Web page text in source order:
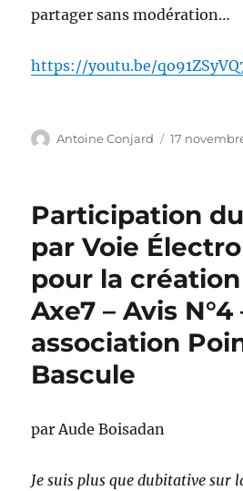
partager sans modération…
https://youtu.be/
Auteur
Antoine Conjard
Publié
17
Participation
par Voie
pour la
Axe7 – Avis N°4
association
Bascule
par Aude Boisadan
Je suis plus que dubitative sur